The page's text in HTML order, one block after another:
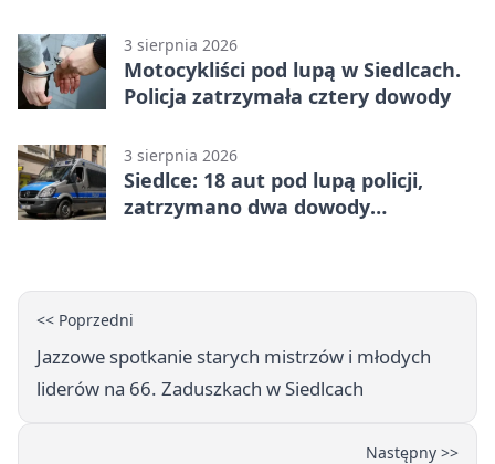
3 sierpnia 2026
Motocykliści pod lupą w Siedlcach.
Policja zatrzymała cztery dowody
3 sierpnia 2026
Siedlce: 18 aut pod lupą policji,
zatrzymano dwa dowody
<< Poprzedni
Jazzowe spotkanie starych mistrzów i młodych
liderów na 66. Zaduszkach w Siedlcach
Następny >>